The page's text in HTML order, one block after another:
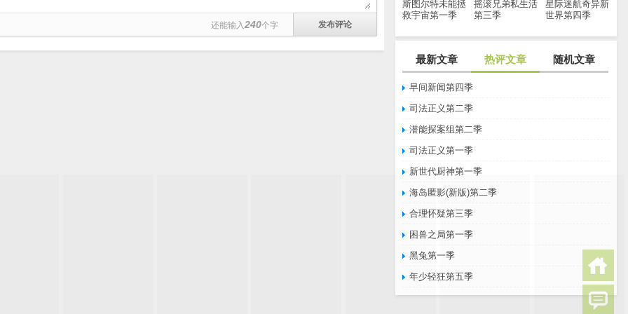
斯图尔特未能拯
救宇宙第一季
摇滚兄弟私生活
第三季
星际迷航奇异新
世界第四季
最新文章 热评文章 随机文章
早间新闻第四季
司法正义第二季
潜能探案组第二季
司法正义第一季
新世代厨神第一季
海岛匿影(新版)第二季
合理怀疑第三季
困兽之局第一季
黑兔第一季
年少轻狂第五季
还能输入240个字